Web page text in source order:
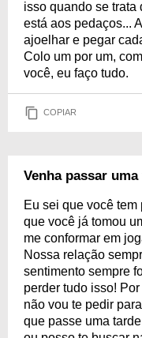
isso quando se trata
está aos pedaços...
ajoelhar e pegar
Colo um por um,
você, eu faço tudo.
COPIAR
Venha passar
Eu sei que você
que você já tomou
me conformar em
Nossa relação
sentimento sempre
perder tudo isso!
não vou te pedir
que passe uma